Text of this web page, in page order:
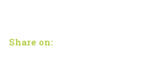
Share on: